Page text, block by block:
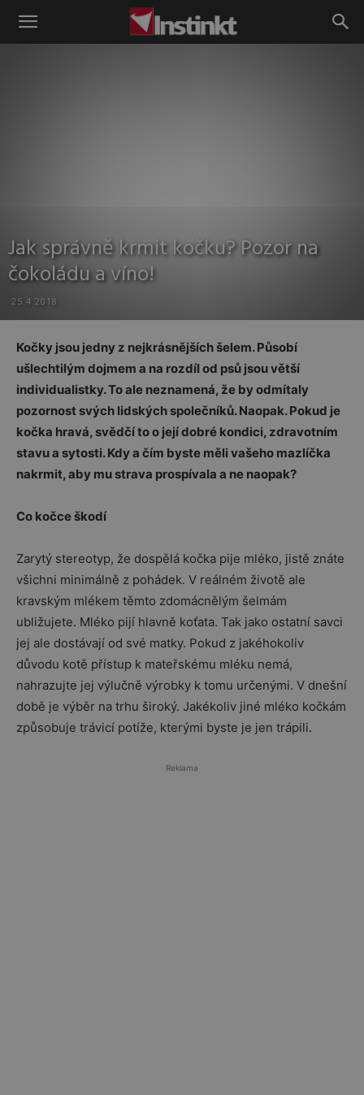
Instinkt
Jak správně krmit kočku? Pozor na
čokoládu a víno!
25.4.2018
Kočky jsou jedny z nejkrásnějších šelem. Působí
ušlechtilým dojmem a na rozdíl od psů jsou větší
individualistky. To ale neznamená, že by odmítaly
pozornost svých lidských společníků. Naopak. Pokud je
kočka hravá, svědčí to o její dobré kondici, zdravotním
stavu a sytosti. Kdy a čím byste měli vašeho mazlíčka
nakrmit, aby mu strava prospívala a ne naopak?
Co kočce škodí
Zarytý stereotyp, že dospělá kočka pije mléko, jistě znáte
všichni minimálně z pohádek. V reálném životě ale
kravským mlékem těmto zdomácnělým šelmám
ubližujete. Mléko pijí hlavně koťata. Tak jako ostatní savci
jej ale dostávají od své matky. Pokud z jakéhokoliv
důvodu kotě přístup k mateřskému mléku nemá,
nahrazujte jej výlučně výrobky k tomu určenými. V dnešní
době je výběr na trhu široký. Jakékoliv jiné mléko kočkám
způsobuje trávicí potíže, kterými byste je jen trápili.
Reklama